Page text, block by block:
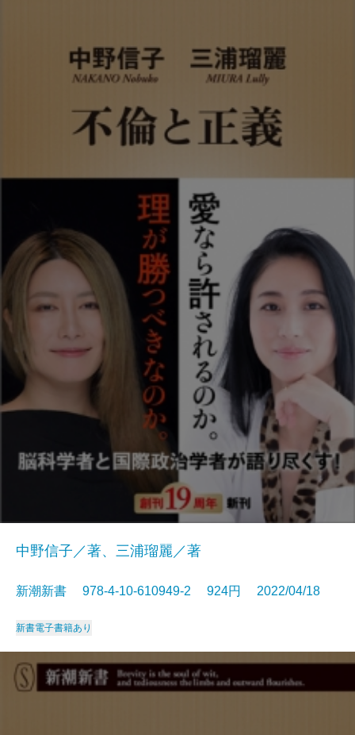
中野信子／著、三浦瑠麗／著
新潮新書 978-4-10-610949-2 924円 2022/04/18
新書電子書籍あり